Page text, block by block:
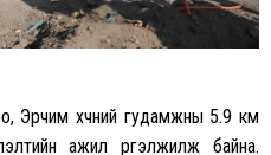
Эрчим хүчний гудамжны 5.9 км
ажил үргэлжилж байна.